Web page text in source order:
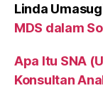
Linda
MDS dalam
Apa Itu SNA
Konsultan